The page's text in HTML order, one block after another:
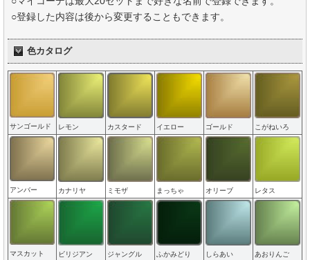
○登録した内容は後から変更することもできます。
色カタログ
サンゴールド レモン カスタード イエロー ゴールド こがねいろ
アンバー カナリヤ ミモザ まっちゃ オリーブ レタス
マスカット ビリジアン ジャングル ふかみどり しらあい あおりんご